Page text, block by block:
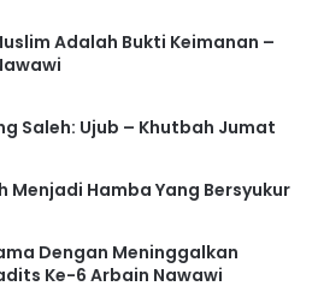
Adalah Bukti Keimanan –
Saleh: Ujub – Khutbah Jumat
Menjadi Hamba Yang Bersyukur
Dengan Meninggalkan
Ke-6 Arbain Nawawi